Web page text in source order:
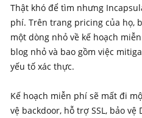
Thật khó để tìm nhưng
phí. Trên trang pricing của họ,
một dòng nhỏ về kế hoạch
blog nhỏ và bao gồm việc
yếu tố xác thực.
Kế hoạch miễn phí sẽ mất đi
vệ backdoor, hỗ trợ SSL, bảo